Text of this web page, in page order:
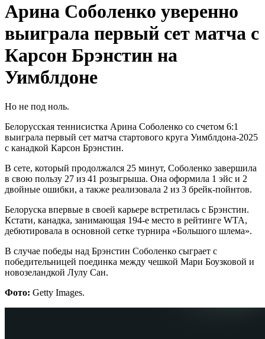
Арина Соболенко уверенно
выиграла первый сет матча с
Карсон Брэнстин на
Уимблдоне
Но не под ноль.
Белорусская теннисистка Арина Соболенко со счетом 6:1
выиграла первый сет матча стартового круга Уимблдона-2025
с канадкой Карсон Брэнстин.
В сете, который продолжался 25 минут, Соболенко завершила
в свою пользу 27 из 41 розыгрыша. Она оформила 1 эйс и 2
двойные ошибки, а также реализовала 2 из 3 брейк-пойнтов.
Белоруска впервые в своей карьере встретилась с Брэнстин.
Кстати, канадка, занимающая 194-е место в рейтинге WTA,
дебютировала в основной сетке турнира «Большого шлема».
В случае победы над Брэнстин Соболенко сыграет с
победительницей поединка между чешкой Мари Боузковой и
новозеландкой Лулу Сан.
Фото: Getty Images.